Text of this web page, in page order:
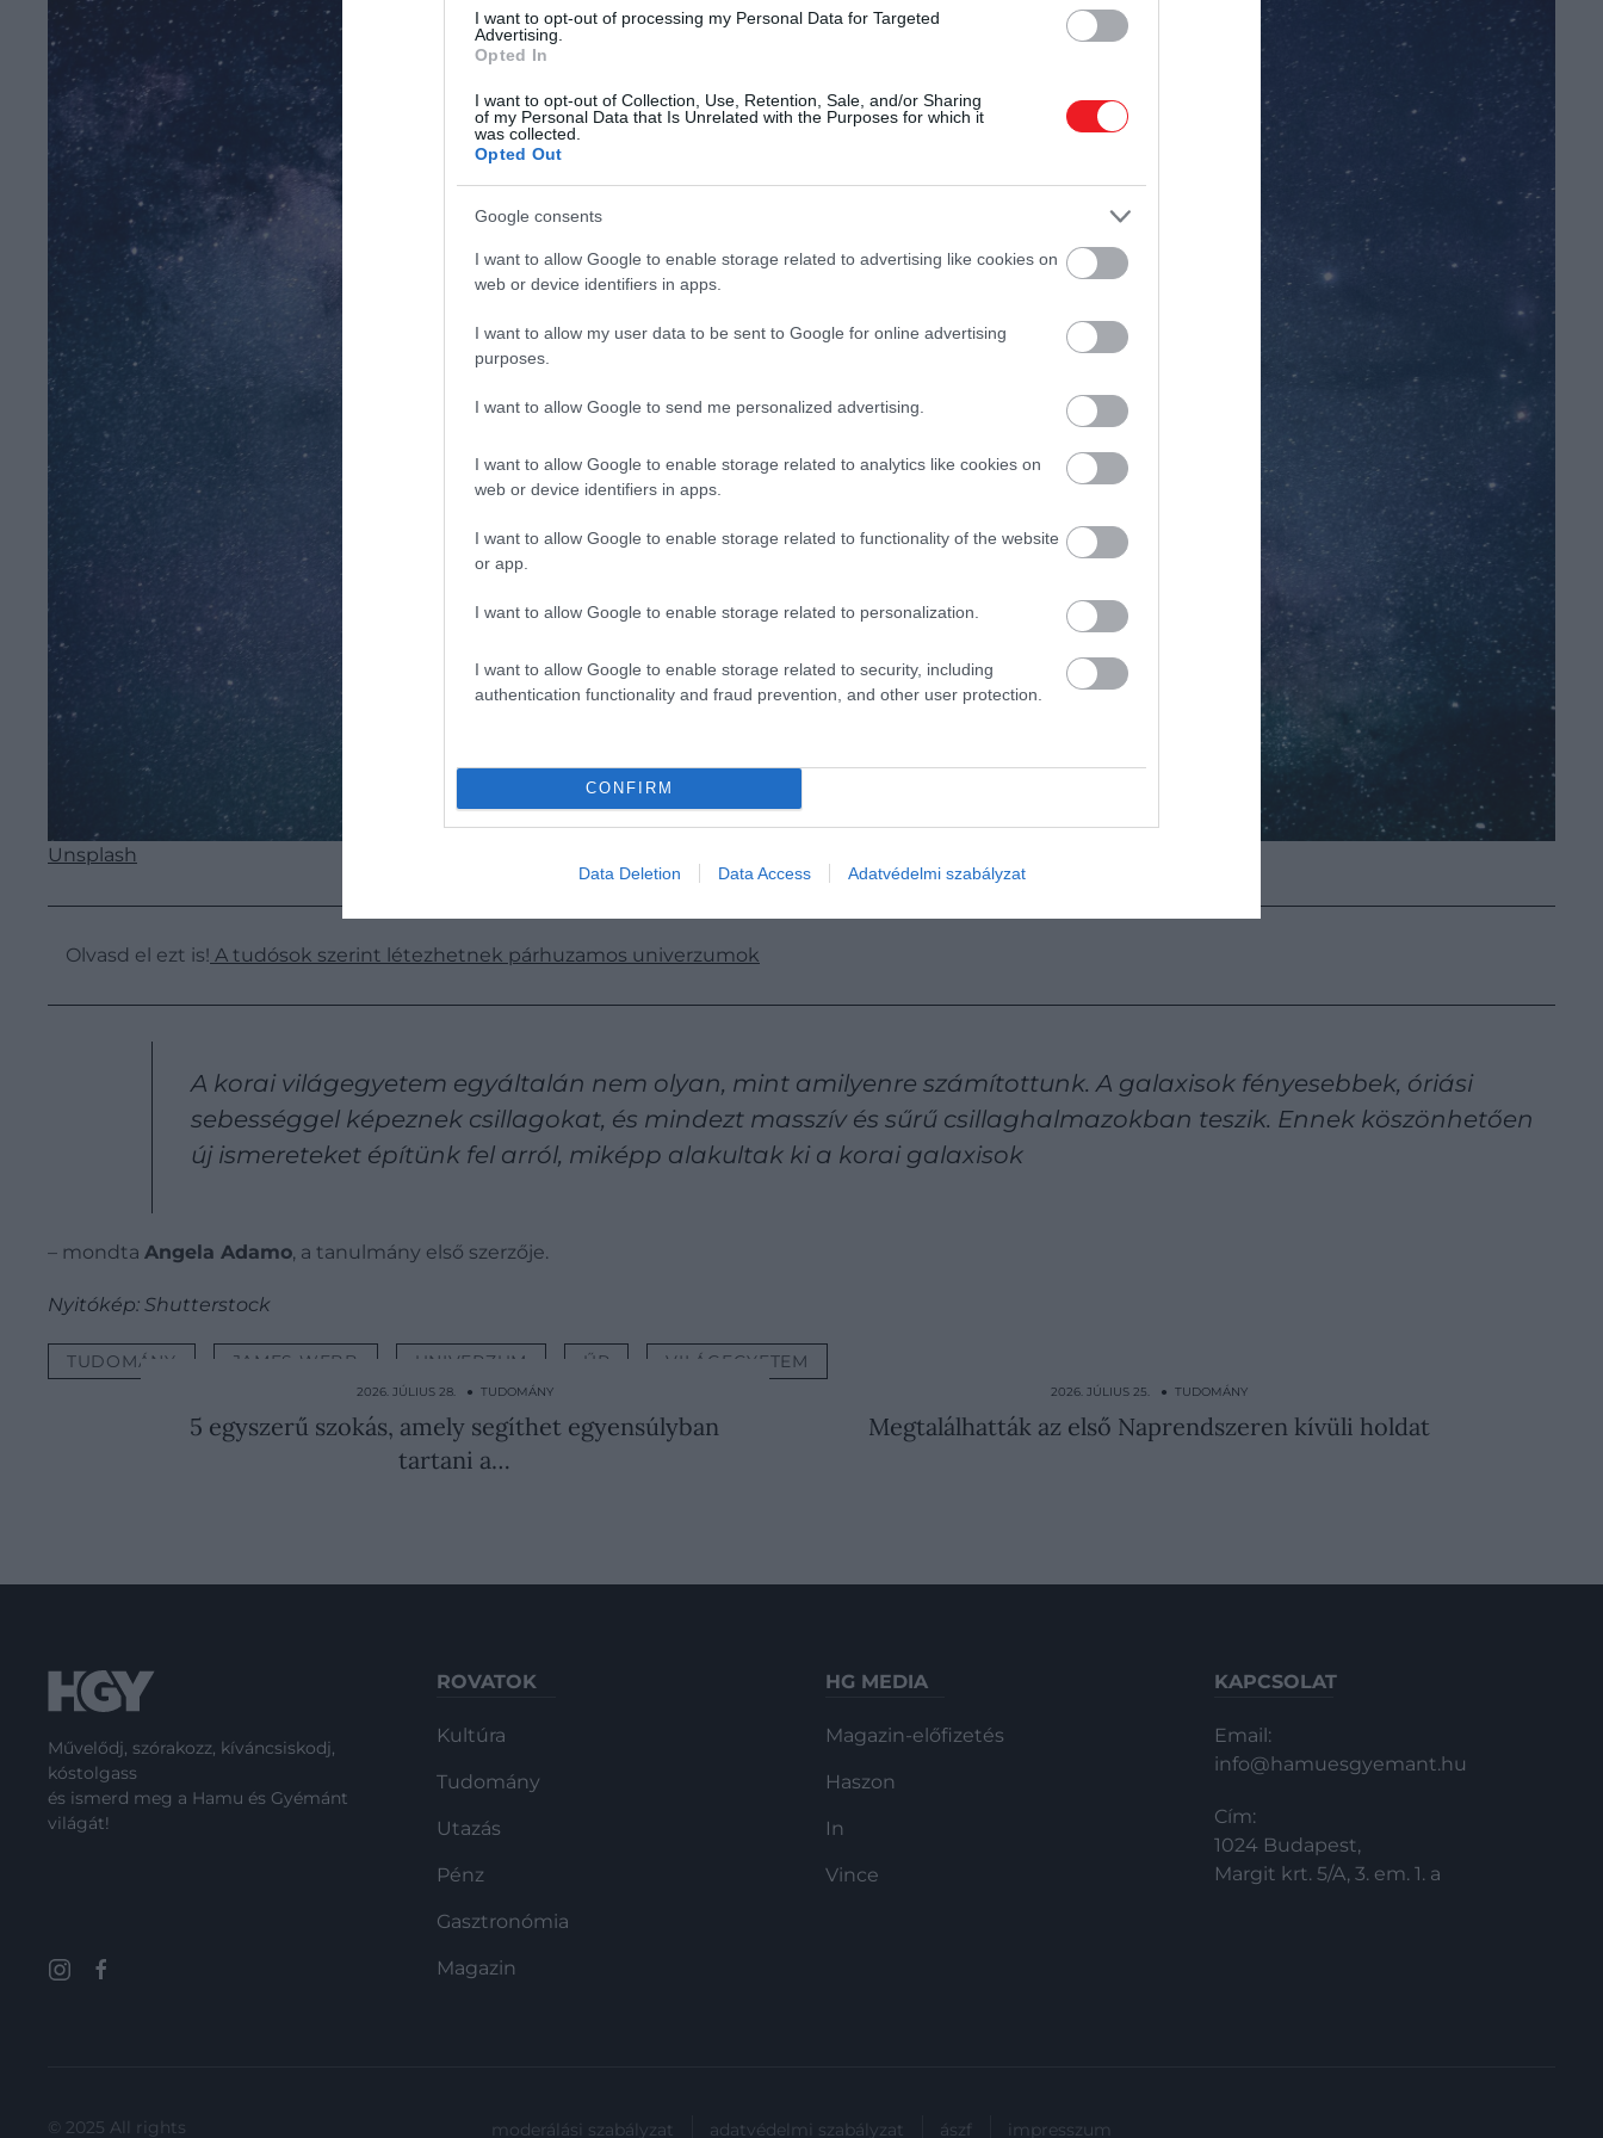
I want to opt-out of processing my Personal Data for Targeted
Advertising.
Opted In
I want to opt-out of Collection, Use, Retention, Sale, and/or Sharing
of my Personal Data that Is Unrelated with the Purposes for which it
was collected.
Opted Out
Google consents
I want to allow Google to enable storage related to advertising like cookies on
web or device identifiers in apps.
I want to allow my user data to be sent to Google for online advertising
purposes.
I want to allow Google to send me personalized advertising.
I want to allow Google to enable storage related to analytics like cookies on
web or device identifiers in apps.
I want to allow Google to enable storage related to functionality of the website
or app.
I want to allow Google to enable storage related to personalization.
I want to allow Google to enable storage related to security, including
authentication functionality and fraud prevention, and other user protection.
CONFIRM
Data Deletion Data Access Adatvédelmi szabályzat
Unsplash
Olvasd el ezt is! A tudósok szerint létezhetnek párhuzamos univerzumok
A korai világegyetem egyáltalán nem olyan, mint amilyenre számítottunk. A galaxisok fényesebbek, óriási
sebességgel képeznek csillagokat, és mindezt masszív és sűrű csillaghalmazokban teszik. Ennek köszönhetően
új ismereteket építünk fel arról, miképp alakultak ki a korai galaxisok
– mondta Angela Adamo, a tanulmány első szerzője.
Nyitókép: Shutterstock
TUDOMÁNY JAMES WEBB UNIVERZUM ŰR VILÁGEGYETEM
2026. JÚLIUS 28. ● TUDOMÁNY
5 egyszerű szokás, amely segíthet egyensúlyban
tartani a…
2026. JÚLIUS 25. ● TUDOMÁNY
Megtalálhatták az első Naprendszeren kívüli holdat
Művelődj, szórakozz, kíváncsiskodj,
kóstolgass
és ismerd meg a Hamu és Gyémánt
világát!
ROVATOK
Kultúra
Tudomány
Utazás
Pénz
Gasztronómia
Magazin
HG MEDIA
Magazin-előfizetés
Haszon
In
Vince
KAPCSOLAT
Email:
info@hamuesgyemant.hu
Cím:
1024 Budapest,
Margit krt. 5/A, 3. em. 1. a
© 2025 All rights moderálási szabályzat adatvédelmi szabályzat ászf impresszum